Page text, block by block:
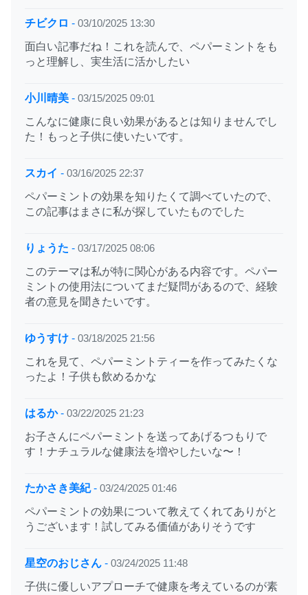
チビクロ - 03/10/2025 13:30
面白い記事だね！これを読んで、ペパーミントをも
っと理解し、実生活に活かしたい
小川晴美 - 03/15/2025 09:01
こんなに健康に良い効果があるとは知りませんでし
た！もっと子供に使いたいです。
スカイ - 03/16/2025 22:37
ペパーミントの効果を知りたくて調べていたので、
この記事はまさに私が探していたものでした
りょうた - 03/17/2025 08:06
このテーマは私が特に関心がある内容です。ペパー
ミントの使用法についてまだ疑問があるので、経験
者の意見を聞きたいです。
ゆうすけ - 03/18/2025 21:56
これを見て、ペパーミントティーを作ってみたくな
ったよ！子供も飲めるかな
はるか- 03/22/2025 21:23
お子さんにペパーミントを送ってあげるつもりで
す！ナチュラルな健康法を増やしたいな〜！
たかさき美紀- 03/24/2025 01:46
ペパーミントの効果について教えてくれてありがと
うございます！試してみる価値がありそうです
星空のおじさん - 03/24/2025 11:48
子供に優しいアプローチで健康を考えているのが素